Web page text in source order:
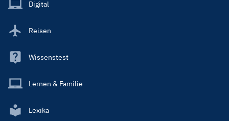
Digital
Reisen
Wissenstest
Lernen & Familie
Lexika